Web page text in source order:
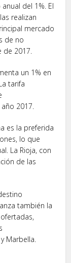
del 1%. El
realizan
mercado
de no
2017.
un 1% en
tarifa
2017.
es la preferida
lo que
La Rioja, con
de las
también la
Marbella.